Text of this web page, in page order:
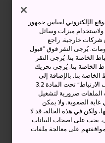
الإلكتروني لقياس جمهور
ولاستخدام ميزات وسائل
شركات خارجية. راجع
يُرجى النقر فوق ”قبول
الخاصة بنا. يُرجى النقر
الخاصة بنا. يُرجى تحريك
بنا. بالإضافة إلى
ذلك، يمكنك تغيير موافقتك أو سحبها في أي وقت بالنقر على ”إعدادات ملفات تعريف الارتباط“ تحت المادة 3.2
الملفات ضرورية لتشغيل
غاية الصعوبة. ولا يمكن
ولكن في هذه الحالة، قد لا
يجب على اصحاب البيانات
على معالجة ملفات